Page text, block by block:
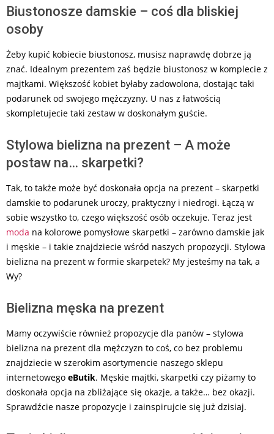
Biustonosze damskie – coś dla bliskiej
osoby
Żeby kupić kobiecie biustonosz, musisz naprawdę dobrze ją
znać. Idealnym prezentem zaś będzie biustonosz w komplecie z
majtkami. Większość kobiet byłaby zadowolona, dostając taki
podarunek od swojego mężczyzny. U nas z łatwością
skompletujecie taki zestaw w doskonałym guście.
Stylowa bielizna na prezent – A może
postaw na… skarpetki?
Tak, to także może być doskonała opcja na prezent – skarpetki
damskie to podarunek uroczy, praktyczny i niedrogi. Łączą w
sobie wszystko to, czego większość osób oczekuje. Teraz jest
moda na kolorowe pomysłowe skarpetki – zarówno damskie jak
i męskie – i takie znajdziecie wśród naszych propozycji. Stylowa
bielizna na prezent w formie skarpetek? My jesteśmy na tak, a
Wy?
Bielizna męska na prezent
Mamy oczywiście również propozycje dla panów – stylowa
bielizna na prezent dla mężczyzn to coś, co bez problemu
znajdziecie w szerokim asortymencie naszego sklepu
internetowego eButik. Męskie majtki, skarpetki czy piżamy to
doskonała opcja na zbliżające się okazje, a także… bez okazji.
Sprawdźcie nasze propozycje i zainspirujcie się już dzisiaj.